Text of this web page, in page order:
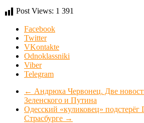
Post Views: 1 391
Facebook
Twitter
VKontakte
Odnoklassniki
Viber
Telegram
← Андрюха Червонец. Две
Зеленского и Путина
Одесский «куликовец» подстерёг
Страсбурге →